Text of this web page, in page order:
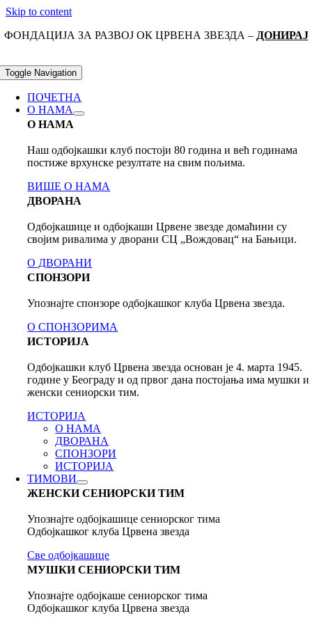
Skip to content
ФОНДАЦИЈА ЗА РАЗВОЈ ОК ЦРВЕНА ЗВЕЗДА – ДОНИРАЈ
Toggle Navigation
ПОЧЕТНА
О НАМА
О НАМА
Наш одбојкашки клуб постоји 80 годинa и већ годинама
постиже врхунске резултате на свим пољима.
ВИШЕ О НАМА
ДВОРАНА
Одбојкашице и одбојкаши Црвене звезде домаћини су
својим ривалима у дворани СЦ „Вождовац“ на Бањици.
О ДВОРАНИ
СПОНЗОРИ
Упознајте спонзоре одбојкашког клуба Црвена звезда.
О СПОНЗОРИМА
ИСТОРИЈА
Одбојкашки клуб Црвена звезда основан је 4. марта 1945.
године у Београду и од првог дана постојања има мушки и
женски сениорски тим.
ИСТОРИЈА
О НАМА
ДВОРАНА
СПОНЗОРИ
ИСТОРИЈА
ТИМОВИ
ЖЕНСКИ СЕНИОРСКИ ТИМ
Упознајте одбојкашице сениорског тима
Одбојкашког клуба Црвена звезда
Све одбојкашице
МУШКИ СЕНИОРСКИ ТИМ
Упознајте одбојкаше сениорског тима
Одбојкашког клуба Црвена звезда